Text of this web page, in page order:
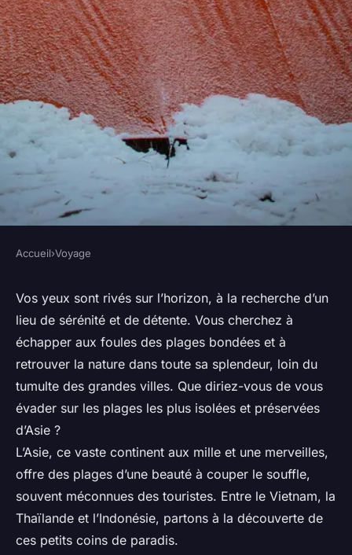
VOYAGE
Où trouver les plages les plus
isolées et préservées d'Asie ?
Noémie•3 janvier 2024•5 min de lecture
Accueil›Voyage
Vos yeux sont rivés sur l’horizon, à la recherche d’un
lieu de sérénité et de détente. Vous cherchez à
échapper aux foules des plages bondées et à
retrouver la nature dans toute sa splendeur, loin du
tumulte des grandes villes. Que diriez-vous de vous
évader sur les plages les plus isolées et préservées
d’Asie ?
L’Asie, ce vaste continent aux mille et une merveilles,
offre des plages d’une beauté à couper le souffle,
souvent méconnues des touristes. Entre le Vietnam, la
Thaïlande et l’Indonésie, partons à la découverte de
ces petits coins de paradis.